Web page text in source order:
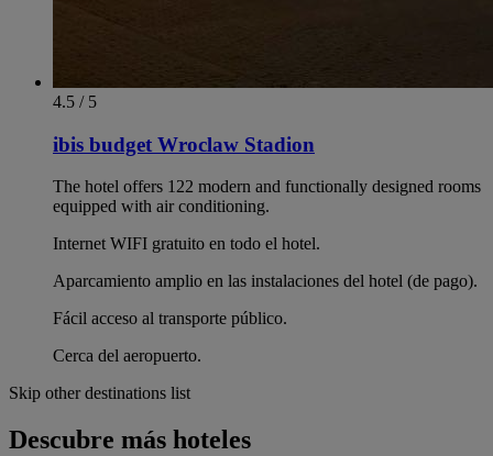
4.5 / 5
ibis budget Wroclaw Stadion
The hotel offers 122 modern and functionally designed rooms
equipped with air conditioning.
Internet WIFI gratuito en todo el hotel.
Aparcamiento amplio en las instalaciones del hotel (de pago).
Fácil acceso al transporte público.
Cerca del aeropuerto.
Skip other destinations list
Descubre más hoteles